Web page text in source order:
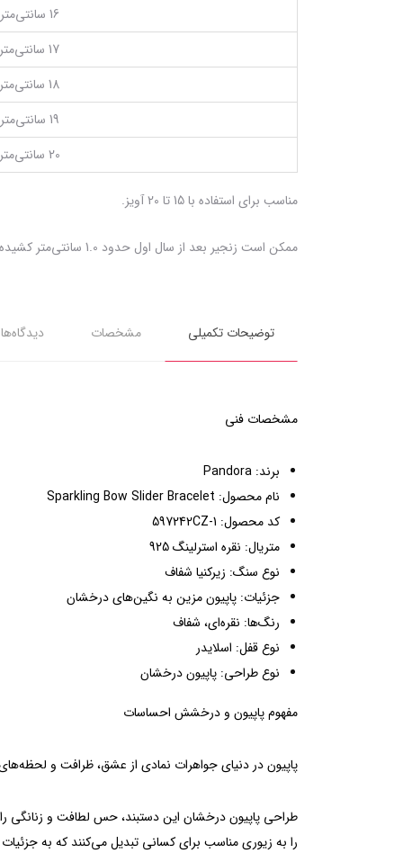
16 سانتی‌متر
17 سانتی‌متر
18 سانتی‌متر
19 سانتی‌متر
20 سانتی‌متر
مناسب برای استفاده با 15 تا 20 آویز.
ممکن است زنجیر بعد از سال اول حدود 1.0 سانتی‌متر کشیده شود که بستگی به میزان استفاده و تعداد آویزها دارد.
توضیحات تکمیلی مشخصات دیدگاه‌ها
مشخصات فنی
برند: Pandora
نام محصول: Sparkling Bow Slider Bracelet
کد محصول: 597242CZ-1
متریال: نقره استرلینگ 925
نوع سنگ: زیرکنیا شفاف
جزئیات: پاپیون مزین به نگین‌های درخشان
رنگ‌ها: نقره‌ای، شفاف
نوع قفل: اسلایدر
نوع طراحی: پاپیون درخشان
مفهوم پاپیون و درخشش احساسات
پاپیون در دنیای جواهرات نمادی از عشق، ظرافت و
طراحی پاپیون درخشان این دستبند، حس لطافت و زنانگی
را به زیوری مناسب برای کسانی تبدیل می‌کنند که به